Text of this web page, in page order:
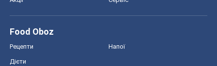
Food Oboz
Рецепти Напої
Дієти